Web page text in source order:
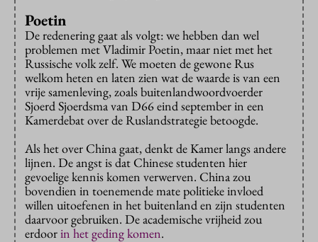
Poetin
De redenering gaat als volgt: we hebben dan wel
problemen met Vladimir Poetin, maar niet met het
Russische volk zelf. We moeten de gewone Rus
welkom heten en laten zien wat de waarde is van een
vrije samenleving, zoals buitenlandwoordvoerder
Sjoerd Sjoerdsma van D66 eind september in een
Kamerdebat over de Ruslandstrategie betoogde.
Als het over China gaat, denkt de Kamer langs andere
lijnen. De angst is dat Chinese studenten hier
gevoelige kennis komen verwerven. China zou
bovendien in toenemende mate politieke invloed
willen uitoefenen in het buitenland en zijn studenten
daarvoor gebruiken. De academische vrijheid zou
erdoorin het geding komen.